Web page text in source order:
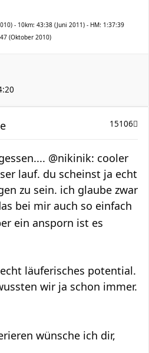
- 10km: 43:38 (Juni 2011) - HM: 1:37:39
(Oktober 2010)
15106
@nikinik: cooler
lauf. du scheinst ja echt
zu sein. ich glaube zwar
bei mir auch so einfach
ein ansporn ist es
läuferisches potential.
wir ja schon immer.
wünsche ich dir,